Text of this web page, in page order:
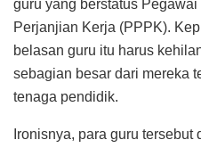
guru yang berstatus
Perjanjian Kerja (PPPK).
belasan guru itu harus
sebagian besar dari mereka
tenaga pendidik.
Ironisnya, para guru